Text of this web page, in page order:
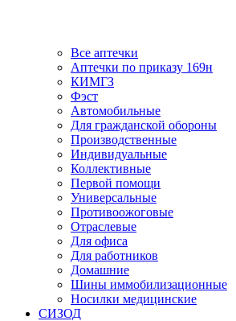
Все аптечки
Аптечки по приказу 169н
КИМГЗ
Фэст
Автомобильные
Для гражданской обороны
Производственные
Индивидуальные
Коллективные
Первой помощи
Универсальные
Противоожоговые
Отраслевые
Для офиса
Для работников
Домашние
Шины иммобилизационные
Носилки медицинские
СИЗОД